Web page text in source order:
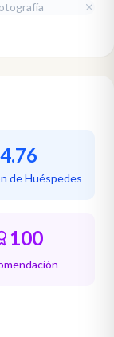
4.76
de Huéspedes
100